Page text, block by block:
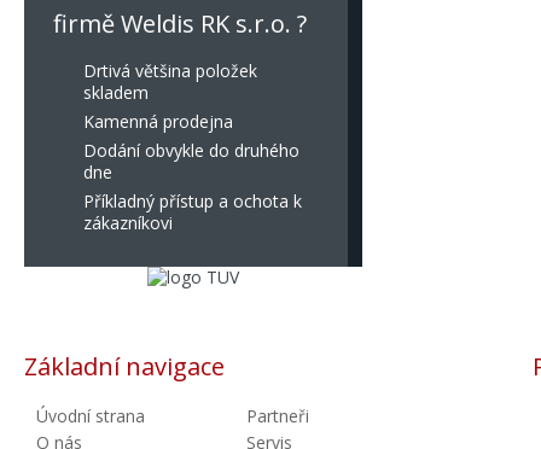
firmě Weldis RK s.r.o. ?
Drtivá většina položek
skladem
Kamenná prodejna
Dodání obvykle do druhého
dne
Příkladný přístup a ochota k
zákazníkovi
Základní navigace
Úvodní strana
O nás
Partneři
Servis